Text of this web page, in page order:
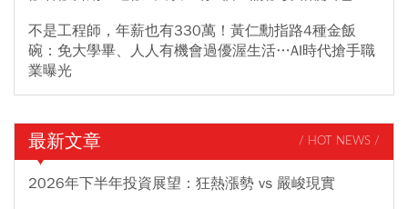
不是工程師，年薪也有330萬！黃仁勳指路4種金飯
碗：免大學畢、人人有機會過優渥生活…AI時代搶手職
業曝光
最新文章 / HOT NEWS /
2026年下半年投資展望：狂熱漲勢 vs 嚴峻現實